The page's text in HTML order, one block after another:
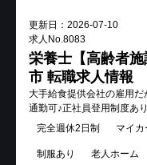
更新日： 2026-07-10
求人No.8083
栄養士【高齢者
市 転職求人情報
大手給食提供会社の雇用
通勤可♪正社員登用制度あ
完全週休2日制
マイ
制服あり 老人ホーム